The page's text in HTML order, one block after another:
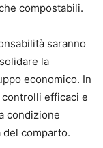
compostabili.
saranno
la
economico. In
efficaci e
condizione
comparto.